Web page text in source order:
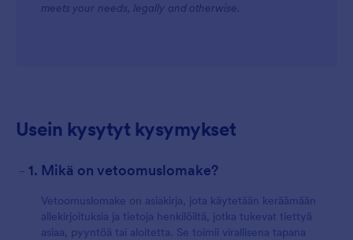
meets your needs, legally and otherwise.
Usein kysytyt kysymykset
- 1. Mikä on vetoomuslomake?
Vetoomuslomake on asiakirja, jota käytetään keräämään
allekirjoituksia ja tietoja henkilöiltä, jotka tukevat tiettyä
asiaa, pyyntöä tai aloitetta. Se toimii virallisena tapana